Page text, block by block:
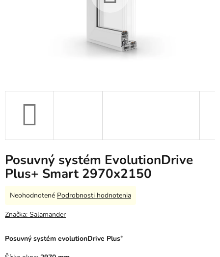
Posuvný systém EvolutionDrive
Plus+ Smart 2970x2150
Posuvný systém evolutionDrive Plus+
Priemerné
produktu
z
Neohodnotené Podrobnosti hodnotenia
Značka: Salamander